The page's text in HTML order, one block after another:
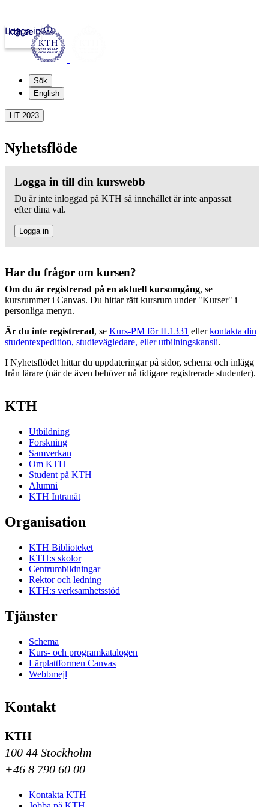
kth.se
Logga in
Sök
English
HT 2023
Nyhetsflöde
Logga in till din kurswebb
Du är inte inloggad på KTH så innehållet är inte anpassat
efter dina val.
Logga in
Har du frågor om kursen?
Om du är registrerad på en aktuell kursomgång, se
kursrummet i Canvas. Du hittar rätt kursrum under "Kurser" i
personliga menyn.
Är du inte registrerad, se Kurs-PM för IL1331 ellerkontakta din
studentexpedition, studievägledare, eller utbilningskansli.
I Nyhetsflödet hittar du uppdateringar på sidor, schema och inlägg
från lärare (när de även behöver nå tidigare registrerade studenter).
KTH
Utbildning
Forskning
Samverkan
Om KTH
Student på KTH
Alumni
KTH Intranät
Organisation
KTH Biblioteket
KTH:s skolor
Centrumbildningar
Rektor och ledning
KTH:s verksamhetsstöd
Tjänster
Schema
Kurs- och programkatalogen
Lärplattformen Canvas
Webbmejl
Kontakt
KTH
100 44 Stockholm
+46 8 790 60 00
Kontakta KTH